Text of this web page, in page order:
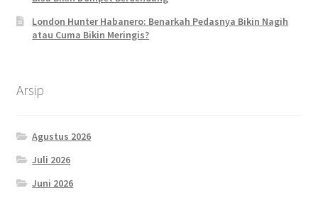
London Hunter Habanero: Benarkah Pedasnya Bikin Nagih
atau Cuma Bikin Meringis?
Arsip
Agustus 2026
Juli 2026
Juni 2026